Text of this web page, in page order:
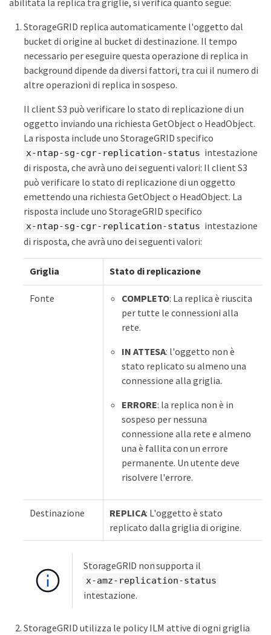
StorageGRID replica automaticamente l'oggetto dal
bucket di origine al bucket di destinazione. Il tempo
necessario per eseguire questa operazione di replica in
background dipende da diversi fattori, tra cui il numero di
altre operazioni di replica in sospeso.
Il client S3 può verificare lo stato di replicazione di un
oggetto inviando una richiesta GetObject o HeadObject.
La risposta include uno StorageGRID specifico
x-ntap-sg-cgr-replication-status intestazione
di risposta, che avrà uno dei seguenti valori: Il client S3
può verificare lo stato di replicazione di un oggetto
emettendo una richiesta GetObject o HeadObject. La
risposta include uno StorageGRID specifico
x-ntap-sg-cgr-replication-status intestazione
di risposta, che avrà uno dei seguenti valori:
Griglia Stato di replicazione
Fonte COMPLETO: La replica è riuscita
per tutte le connessioni alla
rete.
IN ATTESA: l'oggetto non è
stato replicato su almeno una
connessione alla griglia.
ERRORE: la replica non è in
sospeso per nessuna
connessione alla rete e almeno
una è fallita con un errore
permanente. Un utente deve
risolvere l'errore.
Destinazione REPLICA: L'oggetto è stato
replicato dalla griglia di origine.
StorageGRID non supporta il
x-amz-replication-status
intestazione.
StorageGRID utilizza le policy ILM attive di ogni griglia